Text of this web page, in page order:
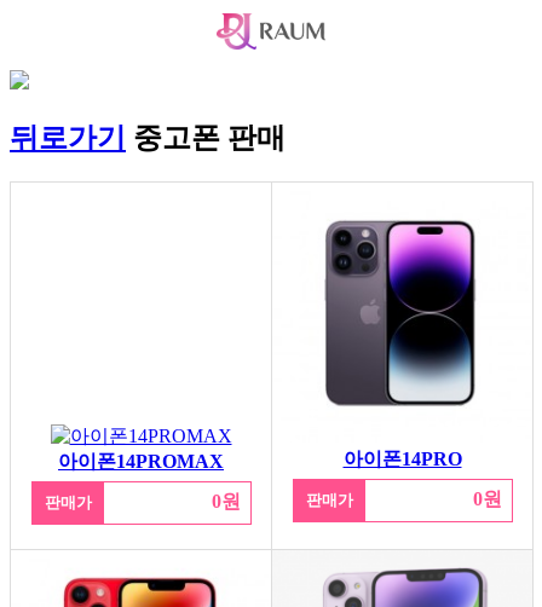
뒤로가기 중고폰 판매
아이폰14PROMAX
판매가 0원
아이폰14PRO
판매가 0원